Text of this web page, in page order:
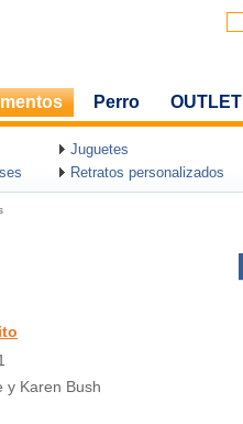
Perro OUTLET
Juguetes
Retratos personalizados
y Karen Bush